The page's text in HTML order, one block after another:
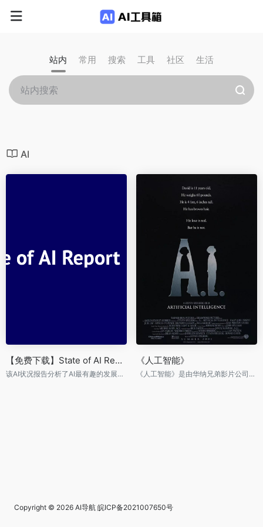
站内 常用 搜索 工具 社区 生活
AI
【免费下载】State of AI Report 2021
该AI状况报告分析了AI最有趣的发展。我们的目标是引发关于 AI 状态及其对未来影响的知情对话。
《人工智能》
《人工智能》是由华纳兄弟影片公司于2001年拍摄发行的一部未来派的科幻类电影。由史蒂文·斯皮尔伯格执导，裘德·洛、海利·乔·奥斯蒙特主演。影片于2001年6月26日在美国上映。
Copyright © 2026 AI导航 皖ICP备2021007650号